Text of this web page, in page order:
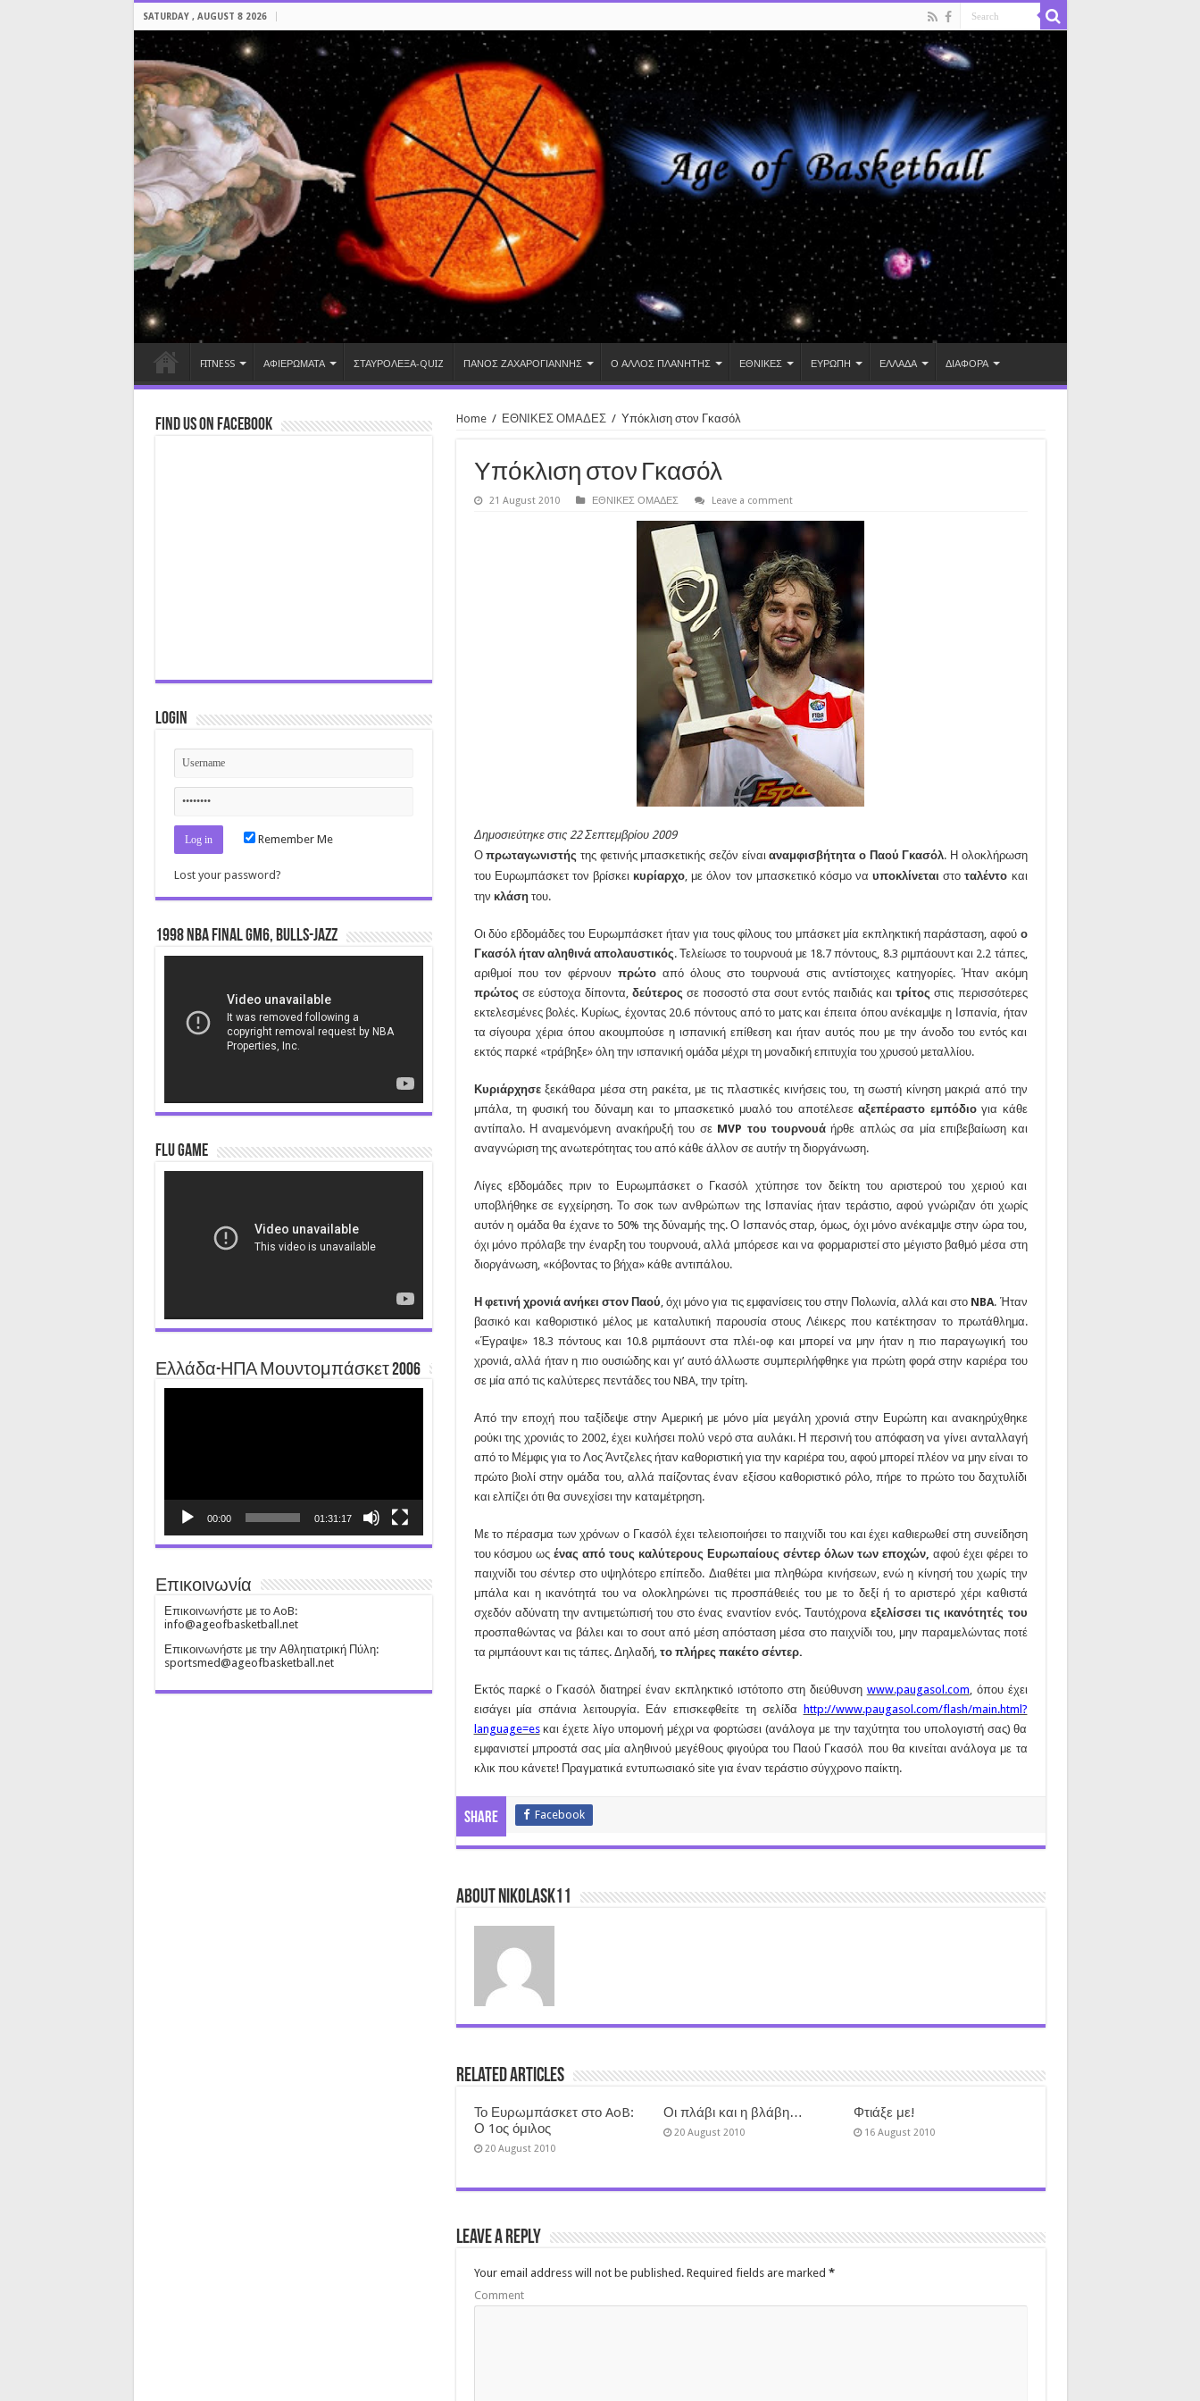
SATURDAY , AUGUST 8 2026
FITNESS ΑΦΙΕΡΩΜΑΤΑ ΣΤΑΥΡΟΛΕΞΑ-QUIZ ΠΑΝΟΣ ΖΑΧΑΡΟΓΙΑΝΝΗΣ Ο ΑΛΛΟΣ ΠΛΑΝΗΤΗΣ ΕΘΝΙΚΕΣ ΕΥΡΩΠΗ ΕΛΛΑΔΑ ΔΙΑΦΟΡΑ
Home / ΕΘΝΙΚΕΣ ΟΜΑΔΕΣ / Υπόκλιση στον Γκασόλ
Υπόκλιση στον Γκασόλ
21 August 2010 ΕΘΝΙΚΕΣ ΟΜΑΔΕΣ Leave a comment
Δημοσιεύτηκε στις 22 Σεπτεμβρίου 2009
Οπρωταγωνιστής της φετινής μπασκετικής σεζόν είναιαναμφισβήτητα ο Παού Γκασόλ. Η ολοκλήρωση
του Ευρωμπάσκετ τον βρίσκει κυρίαρχο , με όλον τον μπασκετικό κόσμο ναυποκλίνεταιστοταλέντο και
την κλάση του.
Οι δύο εβδομάδες του Ευρωμπάσκετ ήταν για τους φίλους του μπάσκετ μία εκπληκτική παράσταση, αφού ο
Γκασόλ ήταν αληθινά απολαυστικός. Τελείωσε το τουρνουά με 18.7 πόντους, 8.3 ριμπάουντ και 2.2 τάπες,
αριθμοί που τον φέρνουν πρώτο από όλους στο τουρνουά στις αντίστοιχες κατηγορίες. Ήταν ακόμη
πρώτος σε εύστοχα δίποντα, δεύτερος σε ποσοστό στα σουτ εντός παιδιάς καιτρίτοςστις περισσότερες
εκτελεσμένες βολές. Κυρίως, έχοντας 20.6 πόντους από το ματς και έπειτα όπου ανέκαμψε η Ισπανία, ήταν
τα σίγουρα χέρια όπου ακουμπούσε η ισπανική επίθεση και ήταν αυτός που με την άνοδο του εντός και
εκτός παρκέ «τράβηξε» όλη την ισπανική ομάδα μέχρι τη μοναδική επιτυχία του χρυσού μεταλλίου.
Κυριάρχησεξεκάθαρα μέσα στη ρακέτα, με τις πλαστικές κινήσεις του, τη σωστή κίνηση μακριά από την
μπάλα, τη φυσική του δύναμη και το μπασκετικό μυαλό του αποτέλεσε αξεπέραστο εμπόδιο για κάθε
αντίπαλο. Η αναμενόμενη ανακήρυξή του σε MVP του τουρνουάήρθε απλώς σα μία επιβεβαίωση και
αναγνώριση της ανωτερότητας του από κάθε άλλον σε αυτήν τη διοργάνωση.
Λίγες εβδομάδες πριν το Ευρωμπάσκετ ο Γκασόλ χτύπησε τον δείκτη του αριστερού του χεριού και
υποβλήθηκε σε εγχείρηση. Το σοκ των ανθρώπων της Ισπανίας ήταν τεράστιο, αφού γνώριζαν ότι χωρίς
αυτόν η ομάδα θα έχανε το 50% της δύναμής της. Ο Ισπανός σταρ, όμως, όχι μόνο ανέκαμψε στην ώρα του,
όχι μόνο πρόλαβε την έναρξη του τουρνουά, αλλά μπόρεσε και να φορμαριστεί στο μέγιστο βαθμό μέσα στη
διοργάνωση, «κόβοντας το βήχα» κάθε αντιπάλου.
Η φετινή χρονιά ανήκει στον Παού , όχι μόνο για τις εμφανίσεις του στην Πολωνία, αλλά και στο NBA. Ήταν
βασικό και καθοριστικό μέλος με καταλυτική παρουσία στους Λέικερς που κατέκτησαν το πρωτάθλημα.
«Έγραψε» 18.3 πόντους και 10.8 ριμπάουντ στα πλέι-οφ και μπορεί να μην ήταν η πιο παραγωγική του
χρονιά, αλλά ήταν η πιο ουσιώδης και γι’ αυτό άλλωστε συμπεριλήφθηκε για πρώτη φορά στην καριέρα του
σε μία από τις καλύτερες πεντάδες του NBA, την τρίτη.
Από την εποχή που ταξίδεψε στην Αμερική με μόνο μία μεγάλη χρονιά στην Ευρώπη και ανακηρύχθηκε
ρούκι της χρονιάς το 2002, έχει κυλήσει πολύ νερό στα αυλάκι. Η περσινή του απόφαση να γίνει ανταλλαγή
από το Μέμφις για το Λος Άντζελες ήταν καθοριστική για την καριέρα του, αφού μπορεί πλέον να μην είναι το
πρώτο βιολί στην ομάδα του, αλλά παίζοντας έναν εξίσου καθοριστικό ρόλο, πήρε το πρώτο του δαχτυλίδι
και ελπίζει ότι θα συνεχίσει την καταμέτρηση.
Με το πέρασμα των χρόνων ο Γκασόλ έχει τελειοποιήσει το παιχνίδι του και έχει καθιερωθεί στη συνείδηση
του κόσμου ωςένας από τους καλύτερους Ευρωπαίους σέντερ όλων των εποχών, αφού έχει φέρει το
παιχνίδι του σέντερ στο υψηλότερο επίπεδο. Διαθέτει μια πληθώρα κινήσεων, ενώ η κίνησή του χωρίς την
μπάλα και η ικανότητά του να ολοκληρώνει τις προσπάθειές του με το δεξί ή το αριστερό χέρι καθιστά
σχεδόν αδύνατη την αντιμετώπισή του στο ένας εναντίον ενός. Ταυτόχροναεξελίσσει τις ικανότητές του
προσπαθώντας να βάλει και το σουτ από μέση απόσταση μέσα στο παιχνίδι του, μην παραμελώντας ποτέ
τα ριμπάουντ και τις τάπες. Δηλαδή, το πλήρες πακέτο σέντερ.
Εκτός παρκέ ο Γκασόλ διατηρεί έναν εκπληκτικό ιστότοπο στη διεύθυνση www.paugasol.com , όπου έχει
εισάγει μία σπάνια λειτουργία. Εάν επισκεφθείτε τη σελίδα
http://www.paugasol.com/flash/main.html?
language=esκαι έχετε λίγο υπομονή μέχρι να φορτώσει (ανάλογα με την ταχύτητα του υπολογιστή σας) θα
εμφανιστεί μπροστά σας μία αληθινού μεγέθους φιγούρα του Παού Γκασόλ που θα κινείται ανάλογα με τα
κλικ που κάνετε! Πραγματικά εντυπωσιακό site για έναν τεράστιο σύγχρονο παίκτη.
Share Facebook
About nikolask11
Related Articles
Το Ευρωμπάσκετ στο AoB:
Ο 1ος όμιλος
20 August 2010
Οι πλάβι και η βλάβη…
20 August 2010
Φτιάξε με!
16 August 2010
Leave a Reply
Your email address will not be published.Required fields are marked *
Comment
Find us on Facebook
Login
Remember Me
Lost your password?
1998 NBA Final gm6, Bulls-Jazz
Flu Game
Ελλάδα-ΗΠΑ Μουντομπάσκετ 2006
00:00 01:31:17
Επικοινωνία
Επικοινωνήστε με το AoB:
info@ageofbasketball.net
Επικοινωνήστε με την Αθλητιατρική Πύλη:
sportsmed@ageofbasketball.net